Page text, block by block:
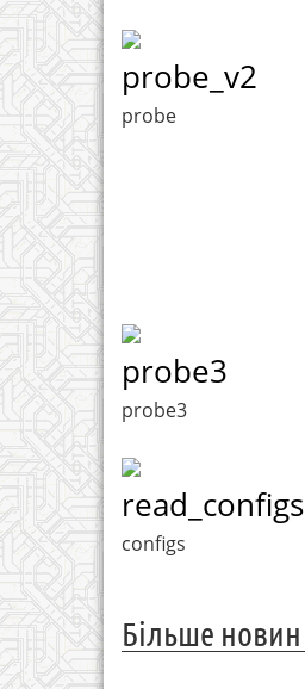
probe_v2
probe
probe3
probe3
read_configs
configs
Більше новин